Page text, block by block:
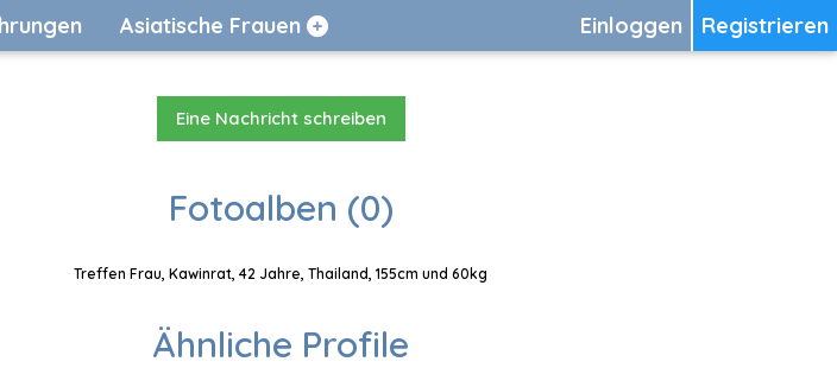
Registrieren
Einloggen
Asiatische Frauen
Eine Nachricht schreiben
Fotoalben (0)
Treffen Frau, Kawinrat, 42 Jahre, Thailand, 155cm und 60kg
Ähnliche Profile